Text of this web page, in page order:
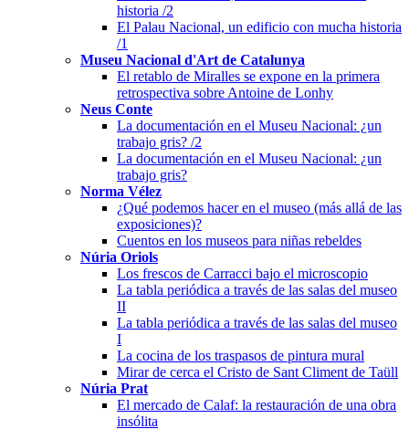
historia /2
El Palau Nacional, un edificio con mucha historia
/1
Museu Nacional d'Art de Catalunya
El retablo de Miralles se expone en la primera
retrospectiva sobre Antoine de Lonhy
Neus Conte
La documentación en el Museu Nacional: ¿un
trabajo gris? /2
La documentación en el Museu Nacional: ¿un
trabajo gris?
Norma Vélez
¿Qué podemos hacer en el museo (más allá de las
exposiciones)?
Cuentos en los museos para niñas rebeldes
Núria Oriols
Los frescos de Carracci bajo el microscopio
La tabla periódica a través de las salas del museo
II
La tabla periódica a través de las salas del museo
I
La cocina de los traspasos de pintura mural
Mirar de cerca el Cristo de Sant Climent de Taüll
Núria Prat
El mercado de Calaf: la restauración de una obra
insólita